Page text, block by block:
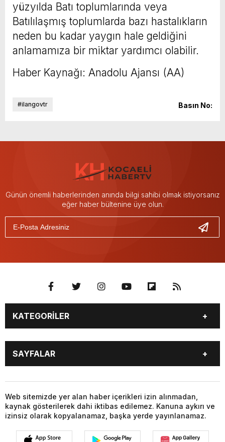
yüzyılda Batı toplumlarında veya
Batılılaşmış toplumlarda bazı hastalıkların
neden bu kadar yaygın hale geldiğini
anlamamıza bir miktar yardımcı olabilir.
Haber Kaynağı: Anadolu Ajansı (AA)
#ilangovtr Basın No:
Günün önemli haberlerinden anında bilgi sahibi olmak istiyorsanız
eğer haber bültenine üye olun.
KATEGORİLER
GÜNDEM
SEKTÖR ÖZEL
DÜNYA
EKONOMİ
SPOR
SAYFALAR
DÜNYA
SİYASET
EKONOMİ
SPOR
Web sitemizde yer alan haber içerikleri izin alınmadan,
kaynak gösterilerek dahi iktibas edilemez. Kanuna aykırı ve
izinsiz olarak kopyalanamaz, başka yerde yayınlanamaz.